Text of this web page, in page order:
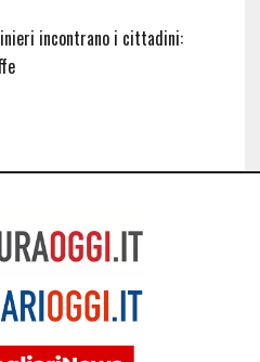
incontrano i cittadini: